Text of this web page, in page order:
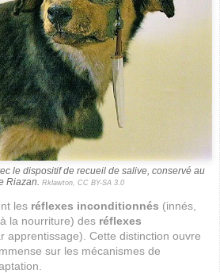
le dispositif de recueil de salive, conservé au
Riazan. Rklawton, CC BY-SA 3.0
les réflexes inconditionnés (innés,
la nourriture) des réflexes
apprentissage). Cette distinction ouvre
sur les mécanismes de